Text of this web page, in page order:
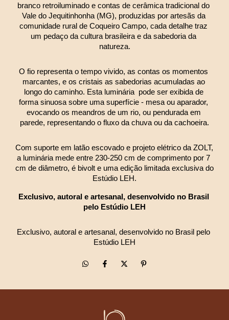
branco retroiluminado e contas de cerâmica tradicional do
Vale do Jequitinhonha (MG), produzidas por artesãs da
comunidade rural de Coqueiro Campo, cada detalhe traz
um pedaço da cultura brasileira e da sabedoria da
natureza.
O fio representa o tempo vivido, as contas os momentos
marcantes, e os cristais as sabedorias acumuladas ao
longo do caminho. Esta luminária  pode ser exibida de
forma sinuosa sobre uma superfície - mesa ou aparador,
evocando os meandros de um rio, ou pendurada em
parede, representando o fluxo da chuva ou da cachoeira.
Com suporte em latão escovado e projeto elétrico da ZOLT,
a luminária mede entre 230-250 cm de comprimento por 7
cm de diâmetro, é bivolt e uma edição limitada exclusiva do
Estúdio LEH.
Exclusivo, autoral e artesanal, desenvolvido no Brasil
pelo Estúdio LEH
Exclusivo, autoral e artesanal, desenvolvido no Brasil pelo
Estúdio LEH